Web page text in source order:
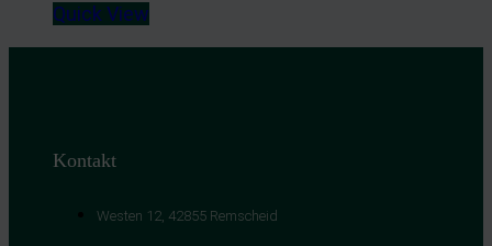
Quick View
Kontakt
Westen 12, 42855 Remscheid